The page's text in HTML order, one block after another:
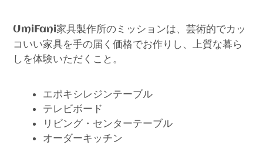
UmiFani家具製作所のミッションは、芸術的でカッ
コいい家具を手の届く価格でお作りし、上質な暮ら
しを体験いただくこと。
エポキシレジンテーブル
テレビボード
リビング・センターテーブル
オーダーキッチン